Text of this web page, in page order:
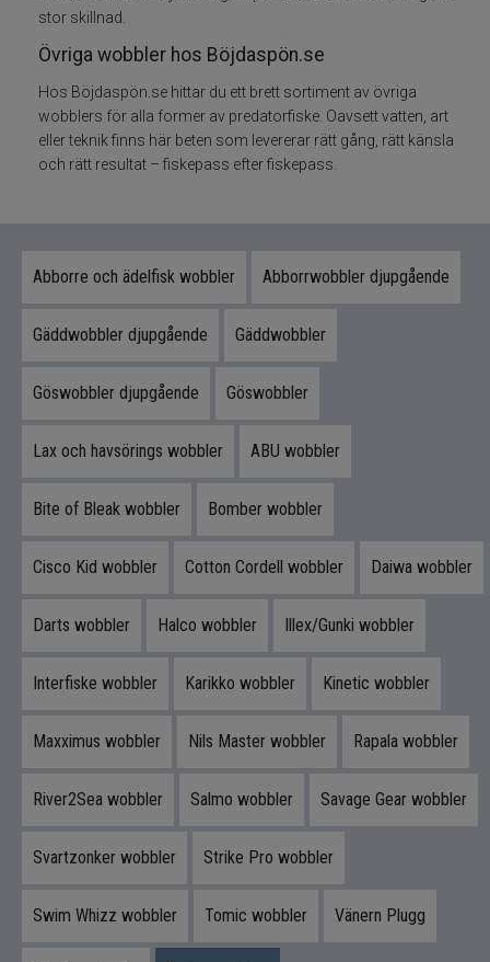
Trollingbeten
Fiskelinor
Trolling
Specimenfiske
Varumärken
stor skillnad.
Övriga wobbler hos Böjdaspön.se
Hos Böjdaspön.se hittar du ett brett sortiment av övriga
wobblers för alla former av predatorfiske. Oavsett vatten, art
eller teknik finns här beten som levererar rätt gång, rätt känsla
och rätt resultat – fiskepass efter fiskepass.
Abborre och ädelfisk wobbler Abborrwobbler djupgående
Gäddwobbler djupgående Gäddwobbler
Göswobbler djupgående Göswobbler
Lax och havsörings wobbler ABU wobbler
Bite of Bleak wobbler Bomber wobbler
Cisco Kid wobbler Cotton Cordell wobbler Daiwa wobbler
Darts wobbler Halco wobbler Illex/Gunki wobbler
Interfiske wobbler Karikko wobbler Kinetic wobbler
Maxximus wobbler Nils Master wobbler Rapala wobbler
River2Sea wobbler Salmo wobbler Savage Gear wobbler
Svartzonker wobbler Strike Pro wobbler
Swim Whizz wobbler Tomic wobbler Vänern Plugg